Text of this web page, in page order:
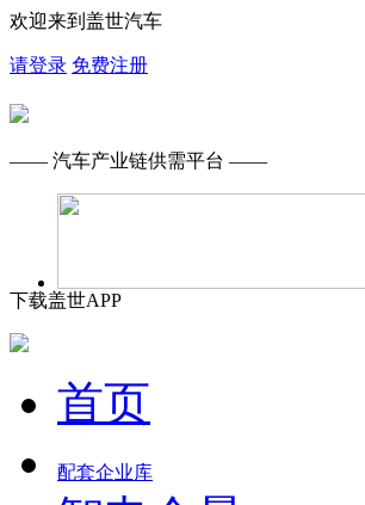
欢迎来到盖世汽车
请登录 免费注册
—— 汽车产业链供需平台 ——
下载盖世APP
首页
配套企业库